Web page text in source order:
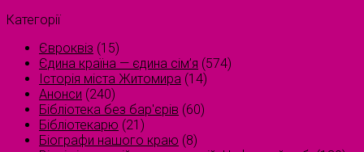
Категорії
Євроквіз (15)
Єдина країна — єдина сім’я (574)
Історія міста Житомира (14)
Анонси (240)
Бібліотека без бар'єрів (60)
Бібліотекарю (21)
Біографи нашого краю (8)